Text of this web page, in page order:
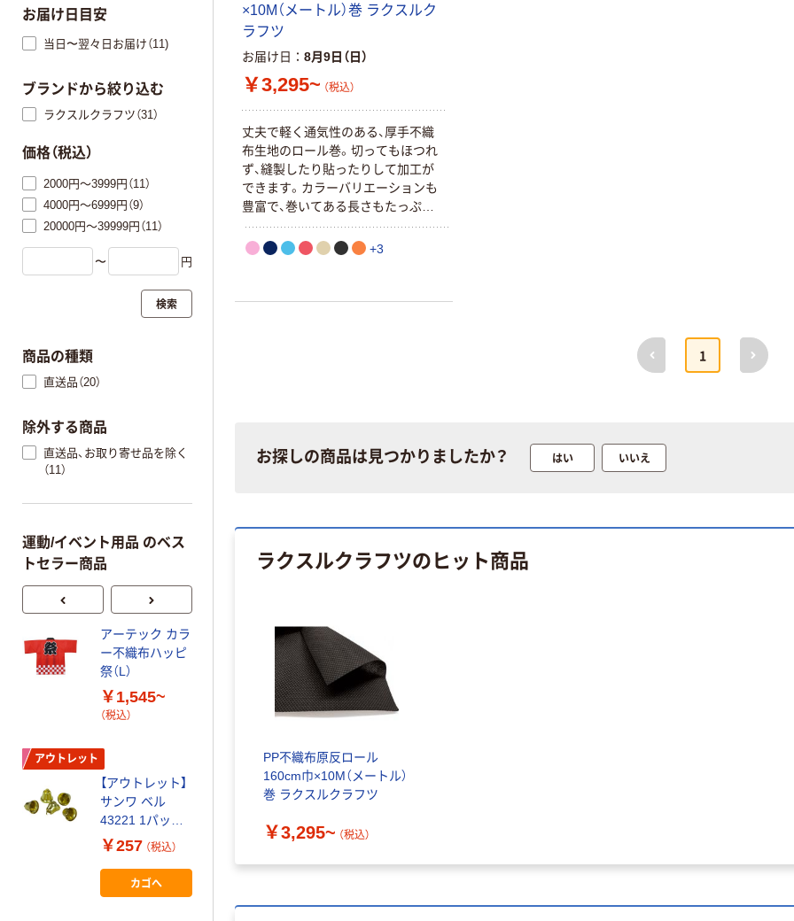
×10M（メートル）巻 ラクスルク
ラフツ
お届け日 8月9日（日）
￥3,295~ （税込）
丈夫で軽く通気性のある、厚手不織
布生地のロール巻。切ってもほつれ
ず、縫製したり貼ったりして加工が
できます。カラーバリエーションも
豊富で、巻いてある長さもたっぷり
10Mあるので、いろいろな用途にお
使いいただけます。テーブルクロス、
止カバー、風呂敷、ラッピングなど、
+3
前へ
1
次へ
お探しの商品は見つかりましたか？ はい いいえ
ラクスルクラフツのヒット商品
PP不織布原反ロール
160cm巾×10M（メートル）
巻 ラクスルクラフツ
￥3,295~ （税込）
お届け日目安
当日〜翌々日お届け（11)
ブランドから絞り込む
ラクスルクラフツ（31）
価格（税込）
2000円～3999円（11）
4000円～6999円（9）
20000円～39999円（11）
〜 円
検索
商品の種類
直送品（20）
除外する商品
直送品、お取り寄せ品を除く
（11）
運動/イベント用品 のベス
トセラー商品
アーテック カラ
ー不織布ハッピ
祭（L）
￥1,545~
（税込）
アウトレット
【アウトレット】
サンワ ベル
43221 1パック
（5個）
￥257 （税込）
カゴへ
YONEOKA
RIBBON リボン
徽章（記章・胸
章）小リボンバ
ラ サテン bara-
￥446~ （税込）
ー不織布はちま
き
￥801~
ンロングハッピ
￥330~